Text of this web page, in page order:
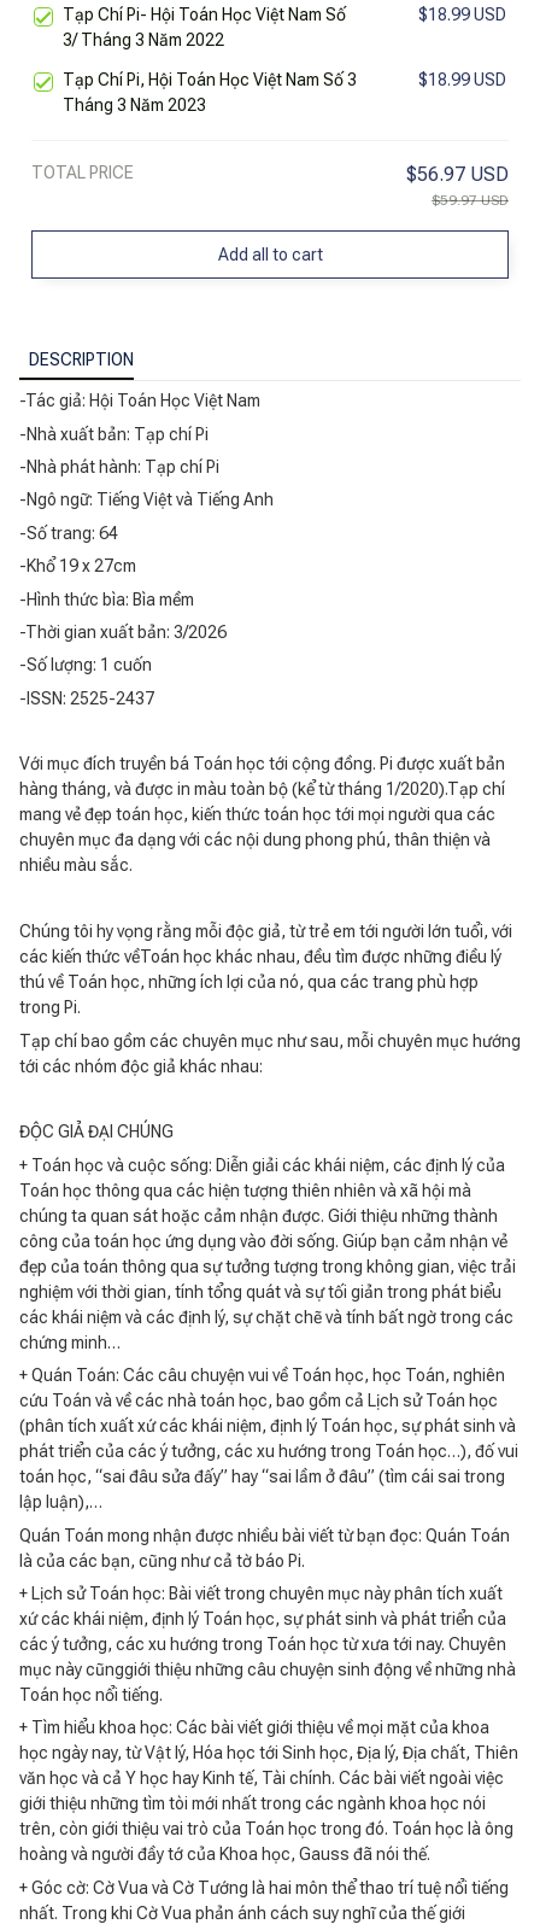
Tạp Chí Pi- Hội Toán Học Việt Nam Số
3/ Tháng 3 Năm 2022
$18.99 USD
Tạp Chí Pi, Hội Toán Học Việt Nam Số 3
Tháng 3 Năm 2023
$18.99 USD
TOTAL PRICE $56.97 USD
$59.97 USD
Add all to cart
DESCRIPTION
-Tác giả: Hội Toán Học Việt Nam
-Nhà xuất bản: Tạp chí Pi
-Nhà phát hành: Tạp chí Pi
-Ngô ngữ: Tiếng Việt và Tiếng Anh
-Số trang: 64
-Khổ 19 x 27cm
-Hình thức bìa: Bìa mềm
-Thời gian xuất bản: 3/2026
-Số lượng: 1 cuốn
-ISSN: 2525-2437
Với mục đích truyền bá Toán học tới cộng đồng. Pi được xuất bản
hàng tháng, và được in màu toàn bộ (kể từ tháng 1/2020).Tạp chí
mang vẻ đẹp toán học, kiến thức toán học tới mọi người qua các
chuyên mục đa dạng với các nội dung phong phú, thân thiện và
nhiều màu sắc.
Chúng tôi hy vọng rằng mỗi độc giả, từ trẻ em tới người lớn tuổi, với
các kiến thức vềToán học khác nhau, đều tìm được những điều lý
thú về Toán học, những ích lợi của nó, qua các trang phù hợp
trong Pi.
Tạp chí bao gồm các chuyên mục như sau, mỗi chuyên mục hướng
tới các nhóm độc giả khác nhau:
ĐỘC GIẢ ĐẠI CHÚNG
+ Toán học và cuộc sống: Diễn giải các khái niệm, các định lý của
Toán học thông qua các hiện tượng thiên nhiên và xã hội mà
chúng ta quan sát hoặc cảm nhận được. Giới thiệu những thành
công của toán học ứng dụng vào đời sống. Giúp bạn cảm nhận vẻ
đẹp của toán thông qua sự tưởng tượng trong không gian, việc trải
nghiệm với thời gian, tính tổng quát và sự tối giản trong phát biểu
các khái niệm và các định lý, sự chặt chẽ và tính bất ngờ trong các
chứng minh…
+ Quán Toán: Các câu chuyện vui về Toán học, học Toán, nghiên
cứu Toán và về các nhà toán học, bao gồm cả Lịch sử Toán học
(phân tích xuất xứ các khái niệm, định lý Toán học, sự phát sinh và
phát triển của các ý tưởng, các xu hướng trong Toán học…), đố vui
toán học, “sai đâu sửa đấy” hay “sai lầm ở đâu” (tìm cái sai trong
lập luận),…
Quán Toán mong nhận được nhiều bài viết từ bạn đọc: Quán Toán
là của các bạn, cũng như cả tờ báo Pi.
+ Lịch sử Toán học: Bài viết trong chuyên mục này phân tích xuất
xứ các khái niệm, định lý Toán học, sự phát sinh và phát triển của
các ý tưởng, các xu hướng trong Toán học từ xưa tới nay. Chuyên
mục này cũnggiới thiệu những câu chuyện sinh động về những nhà
Toán học nổi tiếng.
+ Tìm hiểu khoa học: Các bài viết giới thiệu về mọi mặt của khoa
học ngày nay, từ Vật lý, Hóa học tới Sinh học, Địa lý, Địa chất, Thiên
văn học và cả Y học hay Kinh tế, Tài chính. Các bài viết ngoài việc
giới thiệu những tìm tòi mới nhất trong các ngành khoa học nói
trên, còn giới thiệu vai trò của Toán học trong đó. Toán học là ông
hoàng và người đầy tớ của Khoa học, Gauss đã nói thế.
+ Góc cờ: Cờ Vua và Cờ Tướng là hai môn thể thao trí tuệ nổi tiếng
nhất. Trong khi Cờ Vua phản ánh cách suy nghĩ của thế giới